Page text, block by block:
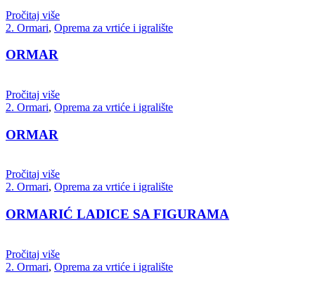
Pročitaj više
2. Ormari, Oprema za vrtiće i igralište
ORMAR
Pročitaj više
2. Ormari, Oprema za vrtiće i igralište
ORMAR
Pročitaj više
2. Ormari, Oprema za vrtiće i igralište
ORMARIĆ LADICE SA FIGURAMA
Pročitaj više
2. Ormari, Oprema za vrtiće i igralište